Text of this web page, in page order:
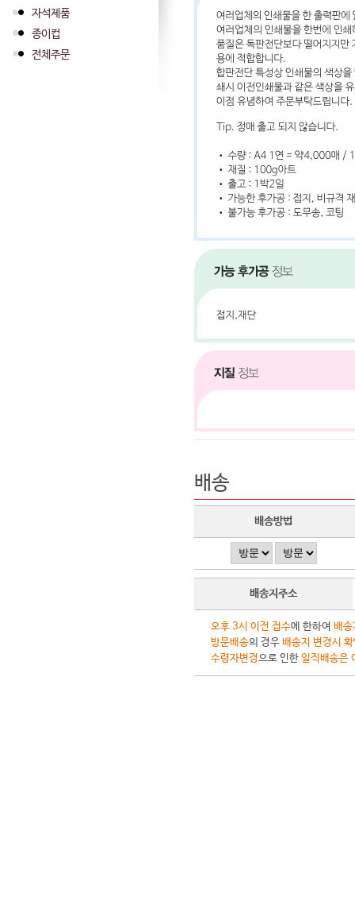
자석제품
종이컵
전체주문
배송
배송방법
배송지주소
오후 3시 이전 접수에 한하여 배송
방문배송의 경우 배송지 변경시
수령자변경으로 인한 일직배송은